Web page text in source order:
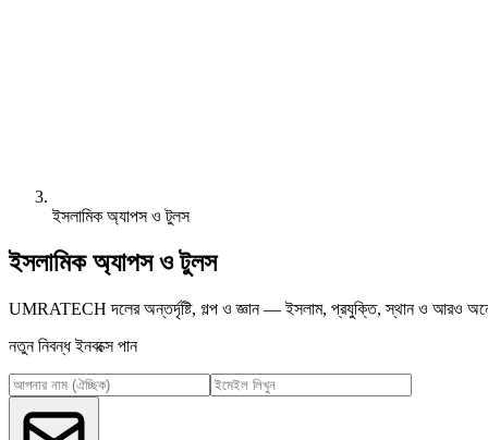
ইসলামিক অ্যাপস ও টুলস
ইসলামিক অ্যাপস ও টুলস
UMRATECH দলের অন্তর্দৃষ্টি, গল্প ও জ্ঞান — ইসলাম, প্রযুক্তি, স্থান ও আরও
নতুন নিবন্ধ ইনবক্সে পান